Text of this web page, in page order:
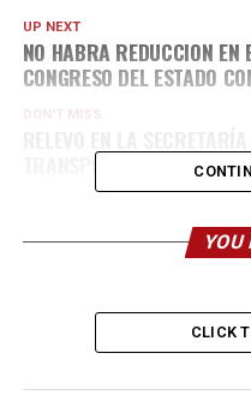
UP NEXT
NO HABRA REDUCCION EN
CONGRESO DEL ESTADO
DON'T MISS
TRANSPORTE
YOU
CLICK